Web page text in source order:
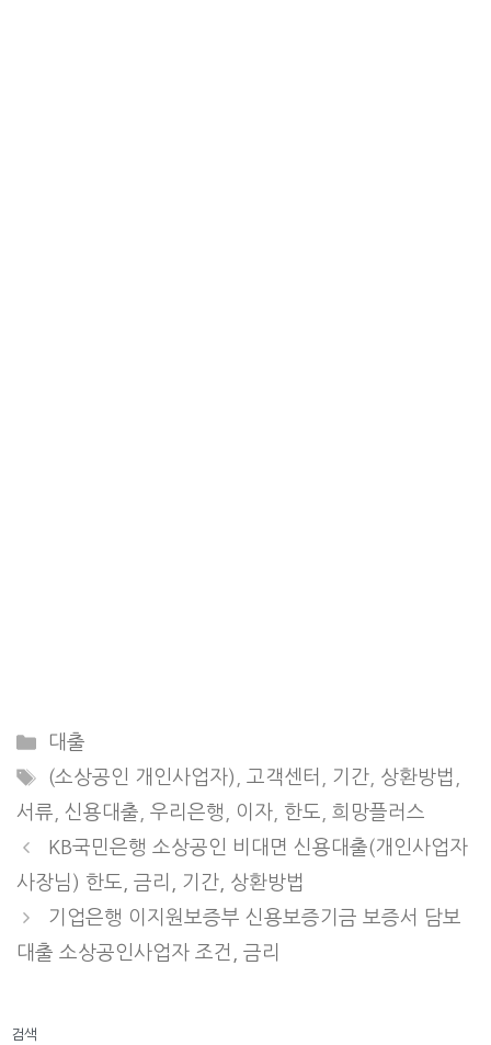
Categories
대출
Tags
(소상공인 개인사업자) 고객센터 기간, 상환방법
서류
신용대출 우리은행 이자 한도
희망플러스
KB국민은행 소상공인 비대면 신용대출(개인사업자
사장님) 한도, 금리, 기간, 상환방법
기업은행 이지원보증부 신용보증기금 보증서 담보
대출 소상공인사업자 조건, 금리
검색